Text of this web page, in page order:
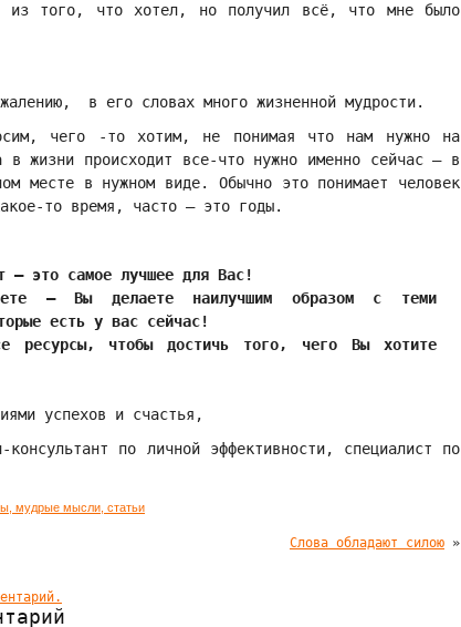
из того, что хотел, но получил всё, что мне было
в его словах много жизненной мудрости.
чего -то хотим, не понимая что нам нужно на
в жизни происходит все-что нужно именно сейчас – в
месте в нужном виде. Обычно это понимает человек
то время, часто – это годы.
– это самое лучшее для Вас!
– Вы делаете наилучшим образом с теми
есть у вас сейчас!
чтобы достичь того, чего Вы хотите
успехов и счастья,
консультант по личной эффективности, специалист по
мудрые мысли, статьи
Слова обладают силою »